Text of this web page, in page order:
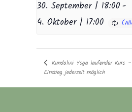
30. September | 18:00 -
4. Oktober | 17:00
Kundalini Yoga laufender Kurs –
Einstieg jederzeit möglich